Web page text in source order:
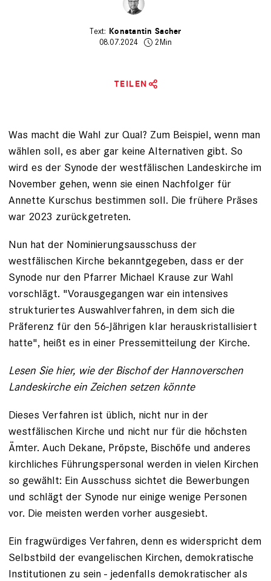
Konstantin Sacher
08.07.2024
2Min
TEILEN
Was macht die Wahl zur Qual? Zum Beispiel, wenn man
wählen soll, es aber gar keine Alternativen gibt. So
wird es der Synode der westfälischen Landeskirche im
November gehen, wenn sie einen Nachfolger für
Annette Kurschus bestimmen soll. Die frühere Präses
war 2023 zurückgetreten.
Nun hat der Nominierungsausschuss der
westfälischen Kirche bekanntgegeben, dass er der
Synode nur den Pfarrer Michael Krause zur Wahl
vorschlägt. "Vorausgegangen war ein intensives
strukturiertes Auswahlverfahren, in dem sich die
Präferenz für den 56-Jährigen klar herauskristallisiert
hatte", heißt es in einer Pressemitteilung der Kirche.
Lesen Sie hier, wie der Bischof der Hannoverschen
Landeskirche ein Zeichen setzen könnte
Dieses Verfahren ist üblich, nicht nur in der
westfälischen Kirche und nicht nur für die höchsten
Ämter. Auch Dekane, Pröpste, Bischöfe und anderes
kirchliches Führungspersonal werden in vielen Kirchen
so gewählt: Ein Ausschuss sichtet die Bewerbungen
und schlägt der Synode nur einige wenige Personen
vor. Die meisten werden vorher ausgesiebt.
Ein fragwürdiges Verfahren, denn es widerspricht dem
Selbstbild der evangelischen Kirchen, demokratische
Institutionen zu sein - jedenfalls demokratischer als